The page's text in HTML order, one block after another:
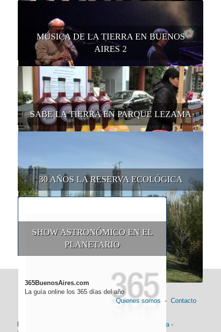
MÚSICA DE LA TIERRA EN BUENOS
AIRES 2
SABE LA TIERRA EN PARQUE LEZAMA
30 AÑOS LA RESERVA ECOLÓGICA
SHOW ASTRONÓMICO EN EL
PLANETARIO
365BuenosAires.com
La guía online los 365 días del año
Quienes somos - Contacto
Historia -